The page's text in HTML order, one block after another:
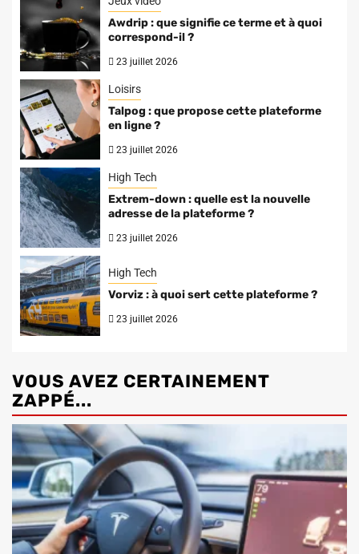
Awdrip : que signifie ce terme et à quoi
correspond-il ?
23 juillet 2026
Loisirs
Talpog : que propose cette plateforme
en ligne ?
23 juillet 2026
High Tech
Extrem-down : quelle est la nouvelle
adresse de la plateforme ?
23 juillet 2026
High Tech
Vorviz : à quoi sert cette plateforme ?
23 juillet 2026
VOUS AVEZ CERTAINEMENT
ZAPPÉ...